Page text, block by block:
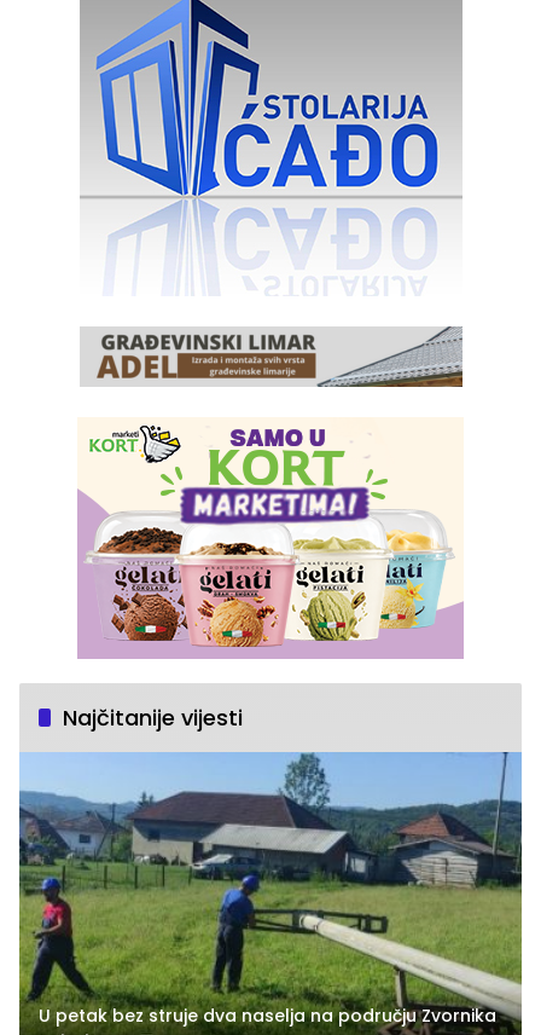
Najčitanije vijesti
U petak bez struje dva naselja na području Zvornika